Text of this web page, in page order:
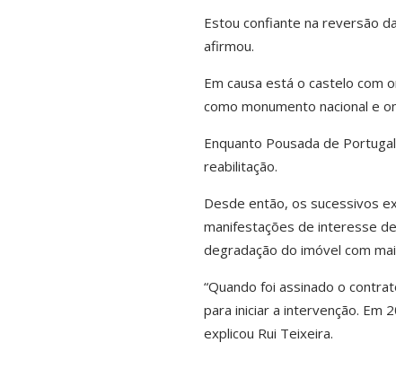
Estou confiante na reversão
afirmou.
Em causa está o castelo com
como monumento nacional e
Enquanto Pousada de
reabilitação.
Desde então, os sucessivos
manifestações de interesse
degradação do imóvel com
“Quando foi assinado o
para iniciar a intervenção. Em
explicou Rui Teixeira.